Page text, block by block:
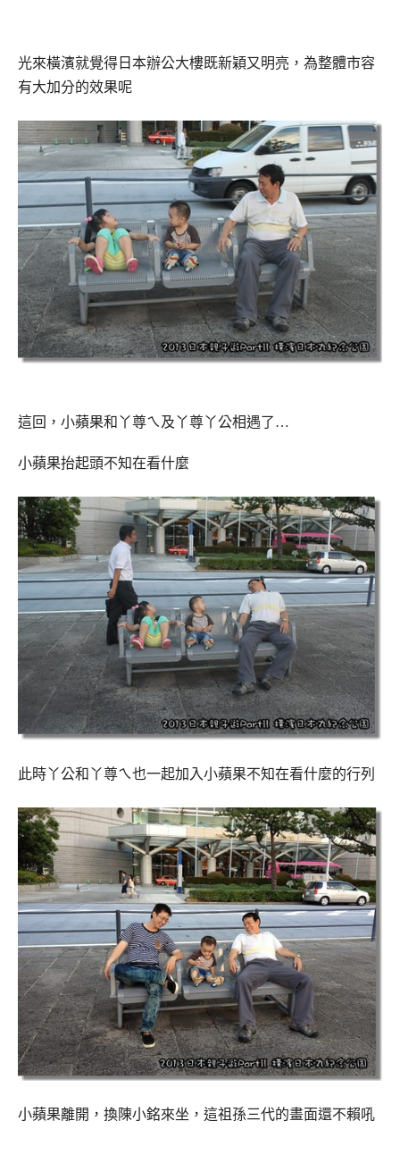
光來橫濱就覺得日本辦公大樓既新穎又明亮，為整體市容
有大加分的效果呢
這回，小蘋果和丫尊ㄟ及丫尊丫公相遇了…
小蘋果抬起頭不知在看什麼
此時丫公和丫尊ㄟ也一起加入小蘋果不知在看什麼的行列
小蘋果離開，換陳小銘來坐，這祖孫三代的畫面還不賴吼